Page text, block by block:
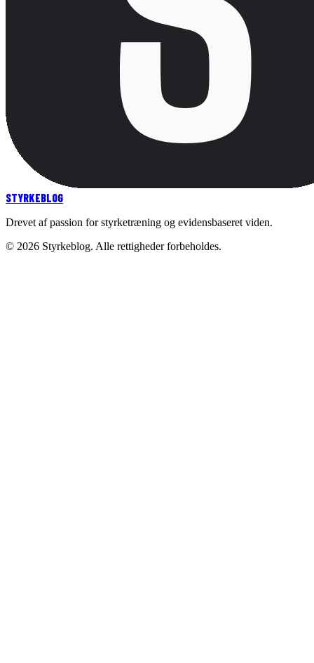
STYRKEBLOG
Drevet af passion for styrketræning og evidensbaseret viden.
© 2026 Styrkeblog. Alle rettigheder forbeholdes.